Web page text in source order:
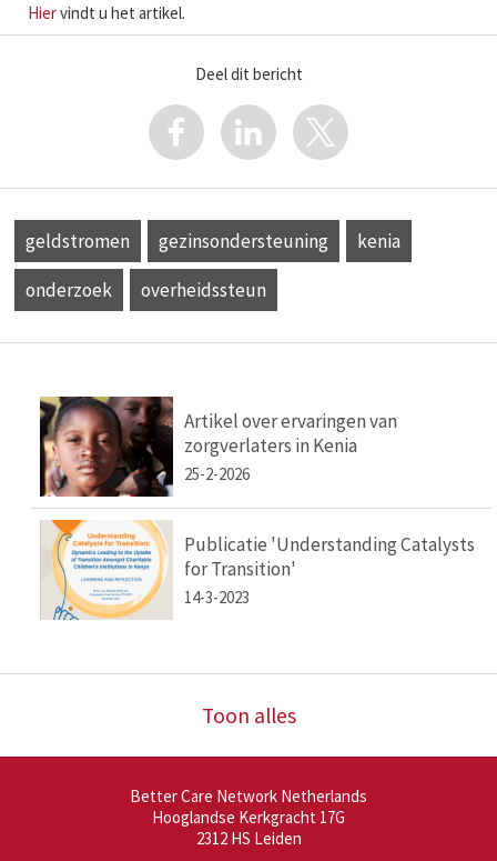
Hiervindt u het artikel.
Deel dit bericht
geldstromen gezinsondersteuning
kenia
onderzoek
overheidssteun
Artikel over ervaringen van
zorgverlaters in Kenia
25-2-2026
Publicatie 'Understanding Catalysts
for Transition'
14-3-2023
Toon alles
Better Care Network Netherlands
Hooglandse Kerkgracht 17G
2312 HS Leiden